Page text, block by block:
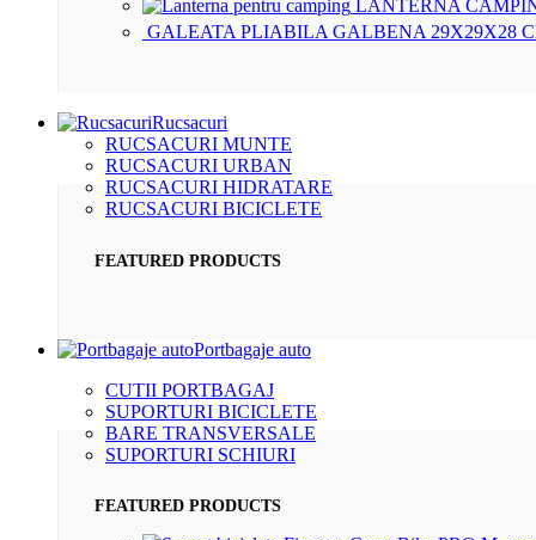
LANTERNA
GALEATA PLIABILA GALBENA 29X29X28
Rucsacuri
RUCSACURI MUNTE
RUCSACURI URBAN
RUCSACURI HIDRATARE
RUCSACURI BICICLETE
FEATURED PRODUCTS
Portbagaje auto
CUTII PORTBAGAJ
SUPORTURI BICICLETE
BARE TRANSVERSALE
SUPORTURI SCHIURI
FEATURED PRODUCTS